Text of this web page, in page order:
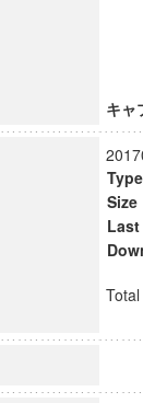
キャ
Type
Size